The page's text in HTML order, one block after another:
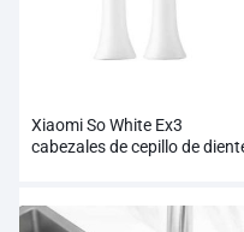
Xiaomi So White Ex3
cabezales de cepillo de
automático